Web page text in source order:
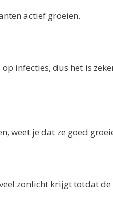
actief groeien.
infecties, dus het is
weet je dat ze goed
zonlicht krijgt totdat de